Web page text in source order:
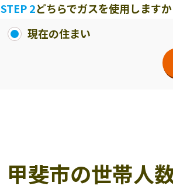
STEP 2どちらでガスを使用しますか
現在の住まい
甲斐市の世帯人